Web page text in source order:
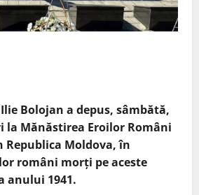
Bolojan a depus, sâmbătă,
la Mănăstirea Eroilor Români
Republica Moldova, în
români morţi pe aceste
anului 1941.